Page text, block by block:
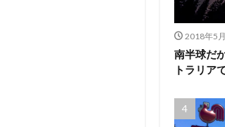
2018年5
南半球だ
トラリア